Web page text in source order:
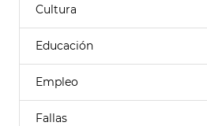
Cultura
Educación
Empleo
Fallas